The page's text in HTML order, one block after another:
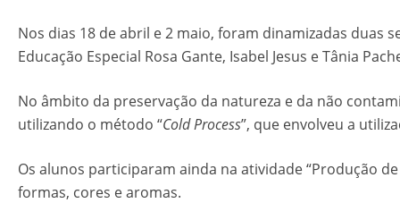
Nos dias 18 de abril e 2 maio, foram dinamizadas duas
Educação Especial Rosa Gante, Isabel Jesus e Tânia
No âmbito da preservação da natureza e da não
utilizando o método “Cold Process”, que envolveu a
Os alunos participaram ainda na atividade “Produção
formas, cores e aromas.